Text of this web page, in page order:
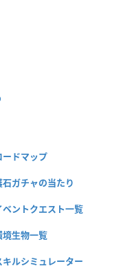
ードマップ
石ガチャの当たり
ベントクエスト一覧
境生物一覧
キルシミュレーター